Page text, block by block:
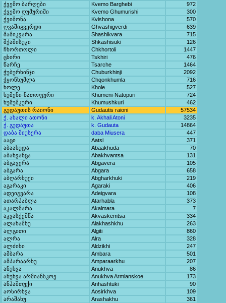
ქვემო ბარღები
Kvemo Barghebi
972
ქვემო ღუმურიში
Kvemo Ghumurishi
300
ქვიშონა
Kvishona
570
ღვაშიგვერდი
Ghvashigverdi
639
შაშიკვარა
Shashikvara
715
შქაშისუკი
Shkashisuki
126
ჩხორთოლი
Chkhortoli
1447
ცხირი
Tskhiri
476
წარჩე
Tsarche
1464
ჭუბურხინჯი
Chuburkhinji
2092
ჭყონხუმლა
Chqonkhumla
716
ხოლე
Khole
527
ხუმენი-ნათოფური
Khumeni-Natopuri
724
ხუმუშკური
Khumushkuri
462
გუდაუთის რაიონი
Gudautis raioni
57534
ქ. ახალი ათონი
k. Akhali Atoni
3235
ქ. გუდაუთა
k. Gudauta
14864
დაბა მიუსერა
daba Miusera
447
ააცი
Aatsi
371
აბაახუდა
Abaakhuda
70
აბახვანცა
Abakhvantsa
131
აბგავერა
Abgavera
105
აბგარა
Abgara
658
აბღარხუქი
Abgharkhuki
219
აგარაკი
Agaraki
406
ადეიგვარა
Adeigvara
108
ათარჰაბლა
Atarhabla
373
აკალმარა
Akalmara
7
აკვასქემწა
Akvaskemtsa
334
ალახაშხუ
Alakhashkhu
263
ალგითი
Algiti
860
ალრა
Alra
328
ალძიხი
Aldzikhi
247
ამბარა
Ambara
501
ამპარაარხუ
Amparaarkhu
207
ანუხვა
Anukhva
86
ანუხვა არმიანსკოე
Anukhva Armianskoe
173
ანჰაშთუქი
Anhashtuki
90
აოსირხვა
Aosirkhva
109
არაშახუ
Arashakhu
361